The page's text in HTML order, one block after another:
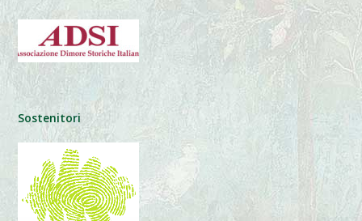
Sostenitori